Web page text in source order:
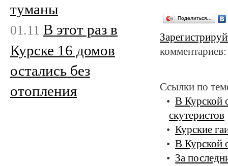
Поделиться…
Ссылки по
В Курской
скутеристов
Курские
В Курской
За
туманы
01.11 В этот раз в
Курске 16 домов
остались без
отопления